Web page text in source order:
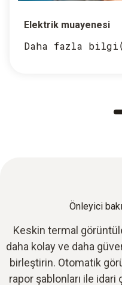
Elektrik muayenesi
Daha fazla bilgi
Önleyici
Keskin termal
daha kolay ve daha
birleştirin. Otomatik
rapor şablonları ile idari